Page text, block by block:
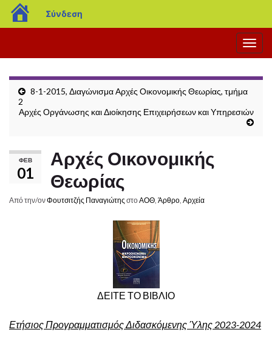
blogs.sch.gr
Σύνδεση
8-1-2015, Διαγώνισμα Αρχές Οικονομικής Θεωρίας, τμήμα
2
Αρχές Οργάνωσης και Διοίκησης Επιχειρήσεων και Υπηρεσιών
ΦΕΒ
01
Αρχές Οικονομικής
Θεωρίας
Από την/ονΦουτσιτζής Παναγιώτης στοΑΟΘ, Άρθρο, Αρχεία
ΔΕΙΤΕ ΤΟ ΒΙΒΛΙΟ
Ετήσιος Προγραμματισμός Διδασκόμενης Ύλης 2023-2024